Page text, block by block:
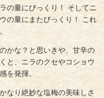
の量にびっくり！ そしてニ
の量にまたびっくり！ これ
かな？と思いきや、甘辛の
と、ニラのクセやコショウ
を発揮。
なり絶妙な塩梅の美味しさ